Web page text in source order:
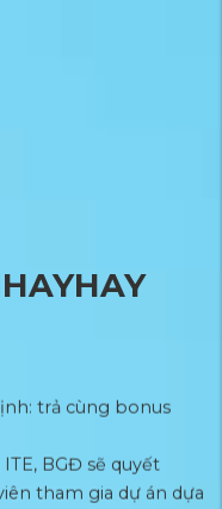
trả cùng bonus
BGĐ sẽ quyết
tham gia dự án dựa